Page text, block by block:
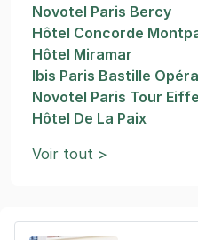
Novotel Paris Bercy
Hôtel Concorde
Hôtel Miramar
Ibis Paris Bastille Opéra
Novotel Paris Tour
Hôtel De La Paix
Voir tout >